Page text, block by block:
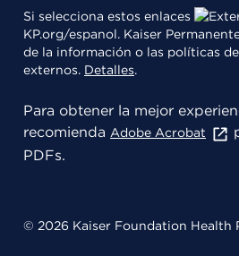
Si selecciona estos enlaces
KP.org/espanol. Kaiser
de la información o las políticas
externos. Detalles.
Para obtener la mejor
recomienda Adobe Acrobat
PDFs.
© 2026 Kaiser Foundation Health